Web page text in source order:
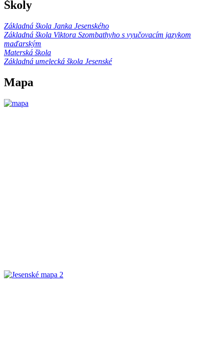
Školy
Základná škola Janka Jesenského
Základná škola Viktora Szombathyho s vyučovacím jazykom
maďarským
Materská škola
Základná umelecká škola Jesenské
Mapa